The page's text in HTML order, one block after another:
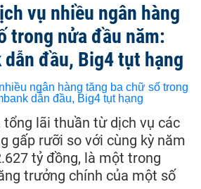
vụ nhiều ngân hàng
trong nửa đầu năm:
đầu, Big4 tụt hạng
tổng lãi thuần từ dịch vụ các
gấp rưỡi so với cùng kỳ năm
tỷ đồng, là một trong
trưởng chính của một số